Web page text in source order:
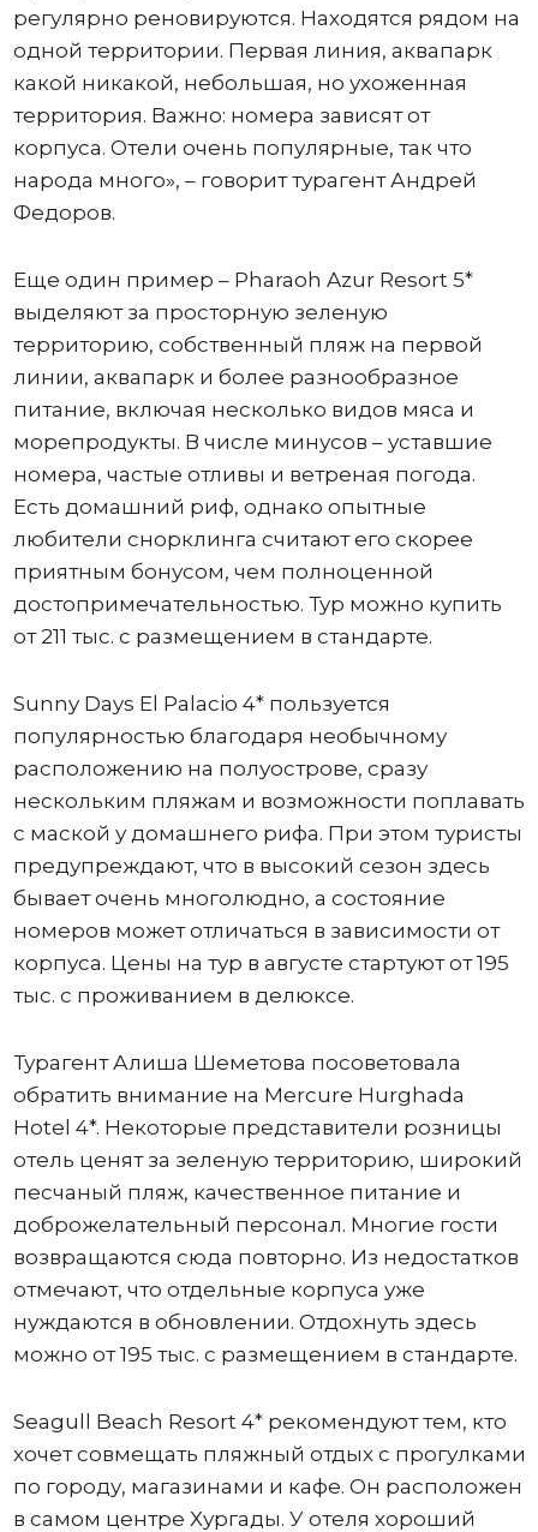
регулярно реновируются. Находятся рядом на
одной территории. Первая линия, аквапарк
какой никакой, небольшая, но ухоженная
территория. Важно: номера зависят от
корпуса. Отели очень популярные, так что
народа много», – говорит турагент Андрей
Федоров.
Еще один пример – Pharaoh Azur Resort 5*
выделяют за просторную зеленую
территорию, собственный пляж на первой
линии, аквапарк и более разнообразное
питание, включая несколько видов мяса и
морепродукты. В числе минусов – уставшие
номера, частые отливы и ветреная погода.
Есть домашний риф, однако опытные
любители снорклинга считают его скорее
приятным бонусом, чем полноценной
достопримечательностью. Тур можно купить
от 211 тыс. с размещением в стандарте.
Sunny Days El Palacio 4* пользуется
популярностью благодаря необычному
расположению на полуострове, сразу
нескольким пляжам и возможности поплавать
с маской у домашнего рифа. При этом туристы
предупреждают, что в высокий сезон здесь
бывает очень многолюдно, а состояние
номеров может отличаться в зависимости от
корпуса. Цены на тур в августе стартуют от 195
тыс. с проживанием в делюксе.
Турагент Алиша Шеметова посоветовала
обратить внимание на Mercure Hurghada
Hotel 4*. Некоторые представители розницы
отель ценят за зеленую территорию, широкий
песчаный пляж, качественное питание и
доброжелательный персонал. Многие гости
возвращаются сюда повторно. Из недостатков
отмечают, что отдельные корпуса уже
нуждаются в обновлении. Отдохнуть здесь
можно от 195 тыс. с размещением в стандарте.
Seagull Beach Resort 4* рекомендуют тем, кто
хочет совмещать пляжный отдых с прогулками
по городу, магазинами и кафе. Он расположен
в самом центре Хургады. У отеля хороший